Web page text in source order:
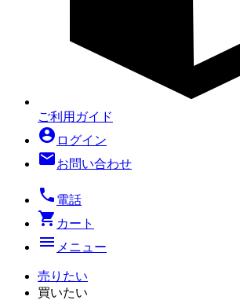
ご利用ガイド
account_circle ログイン
mailお問い合わせ
local_phone 電話
shopping_cart カート
menu メニュー
売りたい
買いたい